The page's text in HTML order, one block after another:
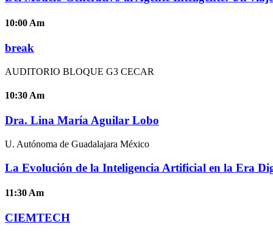
10:00 Am
break
AUDITORIO BLOQUE G3 CECAR
10:30 Am
Dra. Lina María Aguilar Lobo
U. Autónoma de Guadalajara México
La Evolución de la Inteligencia Artificial en la Era
11:30 Am
CIEMTECH